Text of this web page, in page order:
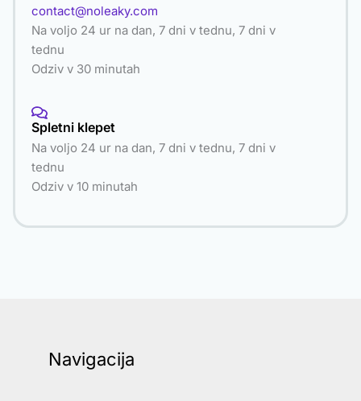
contact@noleaky.com
Na voljo 24 ur na dan, 7 dni v tednu, 7 dni v
tednu
Odziv v 30 minutah
Spletni klepet
Na voljo 24 ur na dan, 7 dni v tednu, 7 dni v
tednu
Odziv v 10 minutah
Navigacija